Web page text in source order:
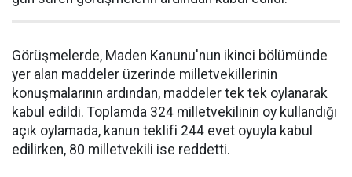
Görüşmelerde, Maden Kanunu'nun ikinci bölümünde
yer alan maddeler üzerinde milletvekillerinin
konuşmalarının ardından, maddeler tek tek oylanarak
kabul edildi. Toplamda 324 milletvekilinin oy kullandığı
açık oylamada, kanun teklifi 244 evet oyuyla kabul
edilirken, 80 milletvekili ise reddetti.